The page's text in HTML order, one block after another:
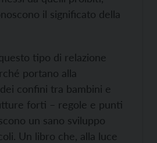
il significato della
tipo di relazione
portano alla
confini tra bambini e
forti – regole e punti
un sano sviluppo
Un libro che, alla luce